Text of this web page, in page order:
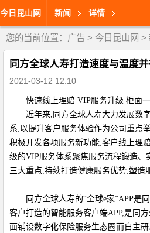
今日昆山网 新闻 详情
您的当前位置： 广告 > 今日昆山网 >
同方全球人寿打造速度与温度
2021-03-12 12:10
快速线上理赔 VIP服务升级 柜面
近年来,同方全球人寿大力发展数
系,以提升客户服务体验作为公司重点
积极开发各项服务新功能,客户线上理
级的VIP服务体系聚焦服务流程锻造、
三大重点,持续打造健康服务优势,塑造
同方全球人寿的“全球e家”APP是
客户打造的智能服务客户端APP,是同
面铺设数字化保险服务生态圈而自主